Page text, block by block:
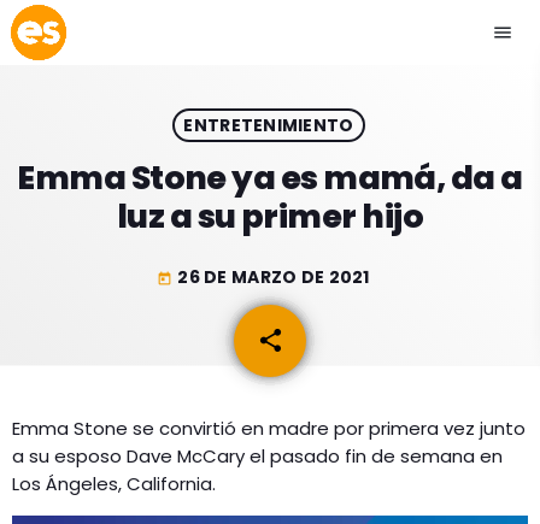
menu
EMISIÓN LA PAZ
EMISIÓN COCHABAMBA
ACTUALIDAD
ESPECTÁCULOS
LOS + TOP
PROGRAMACIÓN
ENTRETENIMIENTO
Emma Stone ya es mamá, da a
luz a su primer hijo
today 26 DE MARZO DE 2021
share
email
Emma Stone se convirtió en madre por primera vez junto
a su esposo Dave McCary el pasado fin de semana en
Los Ángeles, California.